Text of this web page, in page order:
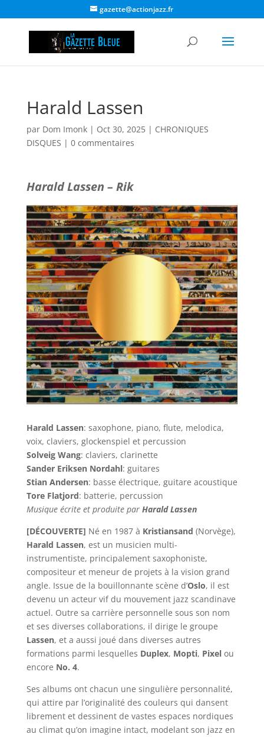
gazette@actionjazz.fr
Harald Lassen
par Dom Imonk| Oct 30, 2025| CHRONIQUES
DISQUES | 0 commentaires
Harald Lassen – Rik
Harald Lassen: saxophone, piano, flute, melodica,
voix, claviers, glockenspiel et percussion
Solveig Wang: claviers, clarinette
Sander Eriksen Nordahl: guitares
Stian Andersen: basse électrique, guitare acoustique
Tore Flatjord: batterie, percussion
Musique écrite et produite par Harald Lassen
[DÉCOUVERTE] Né en 1987 à Kristiansand (Norvège),
Harald Lassen, est un musicien multi-
instrumentiste, principalement saxophoniste,
compositeur et meneur de projets à la vision grand
angle. Issue de la bouillonnante scène d’Oslo, il est
devenu un acteur vif du mouvement jazz scandinave
actuel. Outre sa carrière personnelle sous son nom
et ses diverses collaborations, il dirige le groupe
Lassen, et a aussi joué dans diverses autres
formations parmi lesquelles Duplex, Mopti, Pixelou
encore No. 4.
Ses albums ont chacun une singulière personnalité,
qui attire par l’originalité des couleurs qui dansent
librement et dessinent de vastes espaces nordiques
au climat qu’on imagine intact, modelant son jazz en